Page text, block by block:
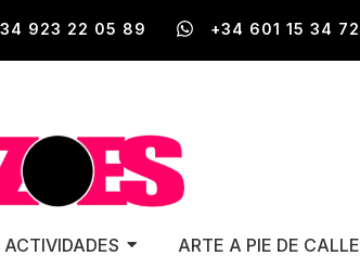
923 22 05 89 +34 601 15 34 72
ACTIVIDADES ARTE A PIE DE CALLE